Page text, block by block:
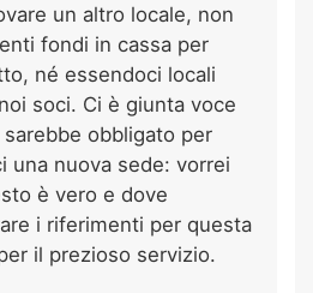
un altro locale, non
fondi in cassa per
né essendoci locali
soci. Ci è giunta voce
obbligato per
una nuova sede: vorrei
è vero e dove
i riferimenti per questa
il prezioso servizio.